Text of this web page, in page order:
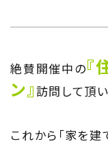
絶賛開催中の『
ン』訪問して頂い
これから「家を建